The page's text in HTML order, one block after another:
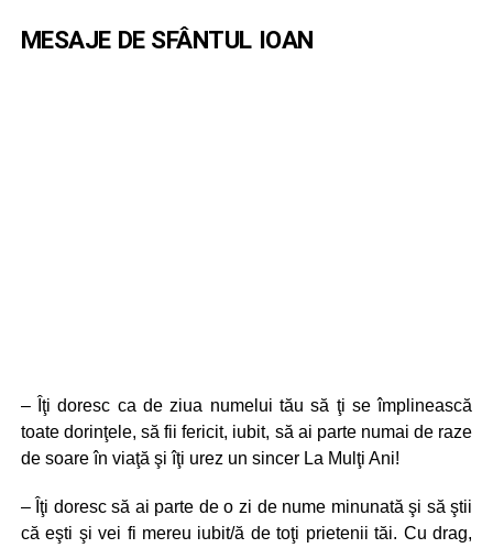
MESAJE DE SFÂNTUL IOAN
– Îţi doresc ca de ziua numelui tău să ţi se împlinească
toate dorinţele, să fii fericit, iubit, să ai parte numai de raze
de soare în viaţă şi îţi urez un sincer La Mulţi Ani!
– Îţi doresc să ai parte de o zi de nume minunată şi să ştii
că eşti şi vei fi mereu iubit/ă de toţi prietenii tăi. Cu drag,